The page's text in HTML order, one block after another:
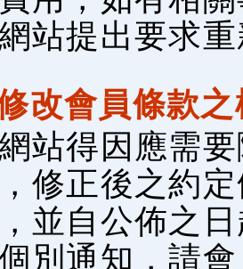
站提出要求
改會員條款
站得因應需
修正後之約
並自公佈之
別通知，請